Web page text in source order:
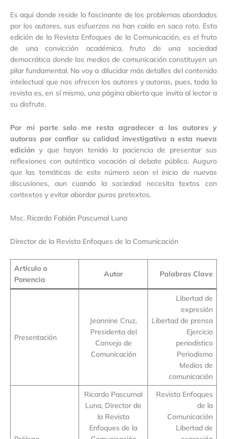
Es aquí donde reside lo fascinante de los problemas abordados
por los autores, sus esfuerzos no han caído en saco roto. Esta
edición de la Revista Enfoques de la Comunicación, es el fruto
de una convicción académica, fruto de una sociedad
democrática donde los medios de comunicación constituyen un
pilar fundamental. No voy a dilucidar más detalles del contenido
intelectual que nos ofrecen los autores y autoras, pues, toda la
revista es, en sí mismo, una página abierta que invita al lector a
su disfrute.
Por mi parte solo me resta agradecer a los autores y
autoras por confiar su calidad investigativa a esta nueva
edición y que hayan tenido la paciencia de presentar sus
reflexiones con auténtica vocación al debate público. Auguro
que las temáticas de este número sean el inicio de nuevas
discusiones, aun cuando la sociedad necesita textos con
contextos y evitar abordar puros pretextos.
Msc. Ricardo Fabián Pascumal Luna
Director de la Revista Enfoques de la Comunicación
Artículo o
Ponencia
Autor Palabras Clave
Presentación
Jeannine Cruz,
Presidenta del
Consejo de
Comunicación
Libertad de
expresión
Libertad de prensa
Ejercicio
periodístico
Periodismo
Medios de
comunicación
Ricardo Pascumal
Luna, Director de
la Revista
Enfoques de la
Revista Enfoques
de la
Comunicación
Libertad de